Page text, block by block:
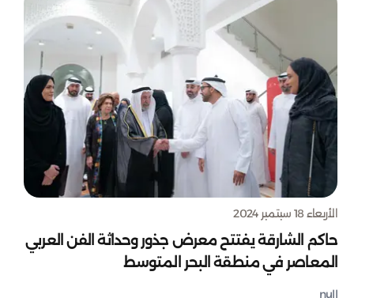
الأربعاء 18 سبتمبر 2024
حاكم الشارقة يفتتح معرض جذور وحداثة الفن العربي
المعاصر في منطقة البحر المتوسط
null